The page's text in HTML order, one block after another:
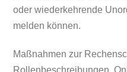
oder wiederkehrende
melden können.
Maßnahmen zur
Rollenbeschreibungen,